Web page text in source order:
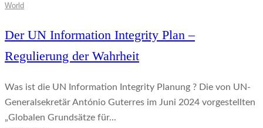
World
Der UN Information Integrity Plan –
Regulierung der Wahrheit
Was ist die UN Information Integrity Planung ? Die von UN-
Generalsekretär António Guterres im Juni 2024 vorgestellten
„Globalen Grundsätze für...